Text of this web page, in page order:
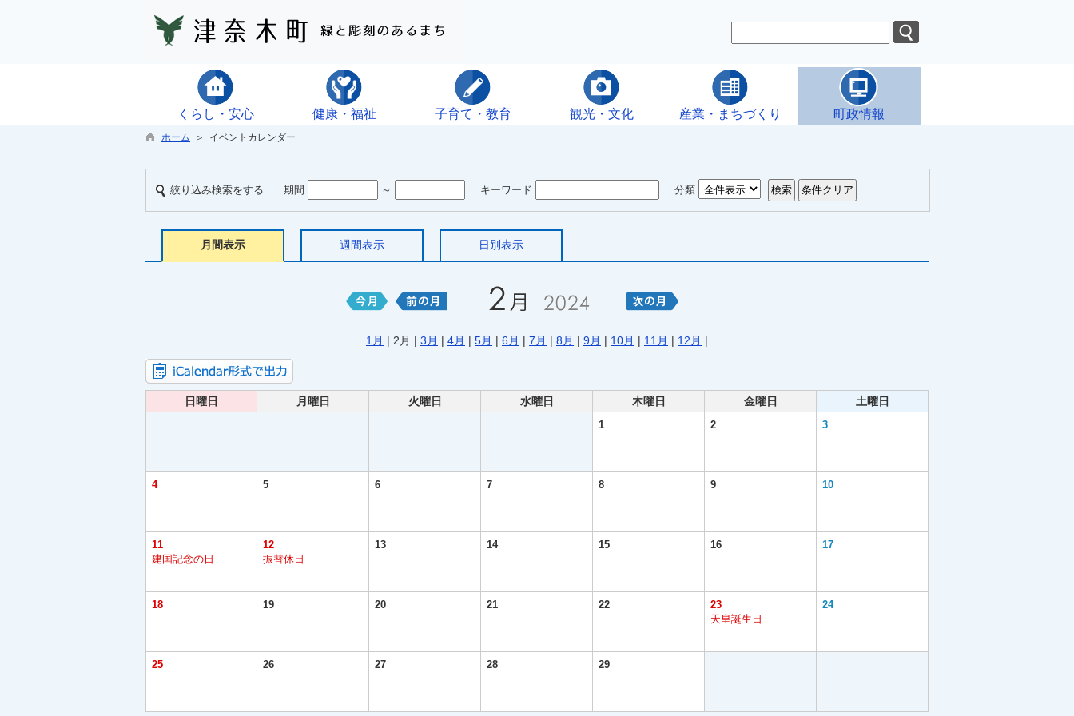
くらし・安心 健康・福祉 子育て・教育 観光・文化 産業・まちづくり 町政情報
ホーム ＞ イベントカレンダー
絞り込み検索をする 期間 ～ キーワード 分類
月間表示 週間表示 日別表示
1月 | 2月 | 3月 | 4月 | 5月 | 6月 | 7月 | 8月 | 9月 | 10月 | 11月 | 12月 |
日曜日 月曜日 火曜日 水曜日 木曜日 金曜日 土曜日
1 2 3
4 5 6 7 8 9 10
11
建国記念の日
12
振替休日
13 14 15 16 17
18 19 20 21 22
23
天皇誕生日
24
25 26 27 28 29